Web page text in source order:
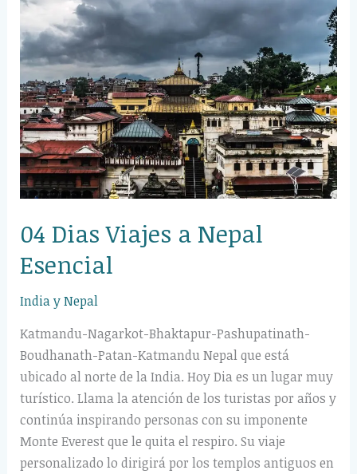
04 Dias Viajes a Nepal
Esencial
India y Nepal
Katmandu-Nagarkot-Bhaktapur-Pashupatinath-
Boudhanath-Patan-Katmandu Nepal que está
ubicado al norte de la India. Hoy Dia es un lugar muy
turístico. Llama la atención de los turistas por años y
continúa inspirando personas con su imponente
Monte Everest que le quita el respiro. Su viaje
personalizado lo dirigirá por los templos antiguos en
Viajes
a
Nepal
Esencial